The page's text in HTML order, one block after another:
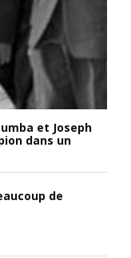
et Joseph
dans un
de